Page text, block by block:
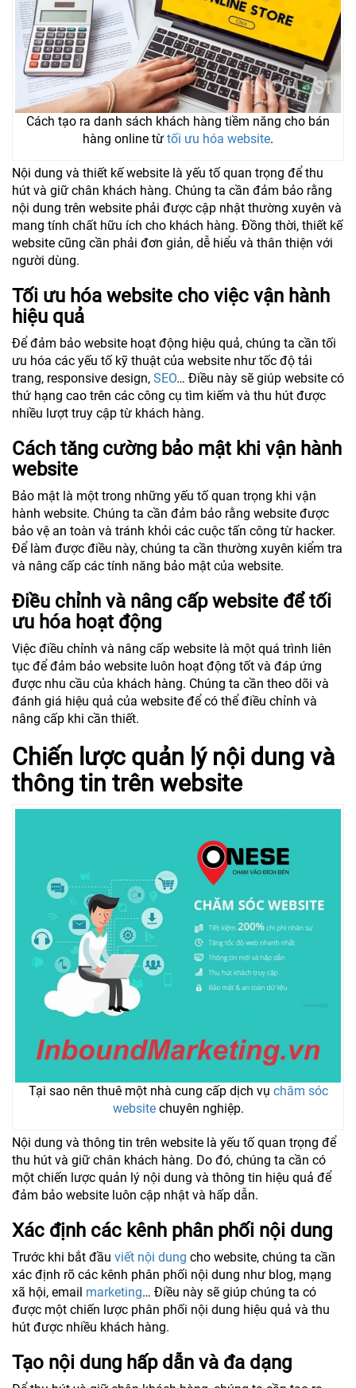
Cách tạo ra danh sách khách hàng tiềm năng cho bán
hàng online từ tối ưu hóa website.
Nội dung và thiết kế website là yếu tố quan trọng để thu
hút và giữ chân khách hàng. Chúng ta cần đảm bảo rằng
nội dung trên website phải được cập nhật thường xuyên và
mang tính chất hữu ích cho khách hàng. Đồng thời, thiết kế
website cũng cần phải đơn giản, dễ hiểu và thân thiện với
người dùng.
Tối ưu hóa website cho việc vận hành
hiệu quả
Để đảm bảo website hoạt động hiệu quả, chúng ta cần tối
ưu hóa các yếu tố kỹ thuật của website như tốc độ tải
trang, responsive design, SEO… Điều này sẽ giúp website có
thứ hạng cao trên các công cụ tìm kiếm và thu hút được
nhiều lượt truy cập từ khách hàng.
Cách tăng cường bảo mật khi vận hành
website
Bảo mật là một trong những yếu tố quan trọng khi vận
hành website. Chúng ta cần đảm bảo rằng website được
bảo vệ an toàn và tránh khỏi các cuộc tấn công từ hacker.
Để làm được điều này, chúng ta cần thường xuyên kiểm tra
và nâng cấp các tính năng bảo mật của website.
Điều chỉnh và nâng cấp website để tối
ưu hóa hoạt động
Việc điều chỉnh và nâng cấp website là một quá trình liên
tục để đảm bảo website luôn hoạt động tốt và đáp ứng
được nhu cầu của khách hàng. Chúng ta cần theo dõi và
đánh giá hiệu quả của website để có thể điều chỉnh và
nâng cấp khi cần thiết.
Chiến lược quản lý nội dung và
thông tin trên website
Tại sao nên thuê một nhà cung cấp dịch vụ chăm sóc
websitechuyên nghiệp.
Nội dung và thông tin trên website là yếu tố quan trọng để
thu hút và giữ chân khách hàng. Do đó, chúng ta cần có
một chiến lược quản lý nội dung và thông tin hiệu quả để
đảm bảo website luôn cập nhật và hấp dẫn.
Xác định các kênh phân phối nội dung
Trước khi bắt đầu viết nội dung cho website, chúng ta cần
xác định rõ các kênh phân phối nội dung như blog, mạng
xã hội, email marketing… Điều này sẽ giúp chúng ta có
được một chiến lược phân phối nội dung hiệu quả và thu
hút được nhiều khách hàng.
Tạo nội dung hấp dẫn và đa dạng